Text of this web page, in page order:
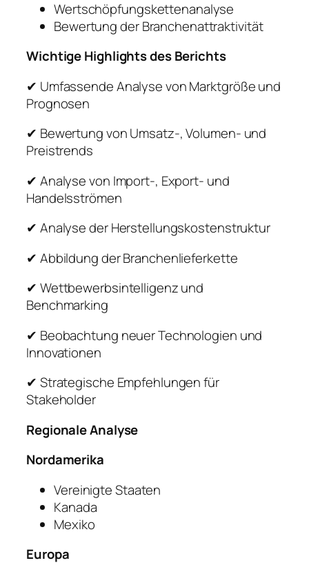
Wertschöpfungskettenanalyse
Bewertung der Branchenattraktivität
Wichtige Highlights des Berichts
✔ Umfassende Analyse von Marktgröße und
Prognosen
✔ Bewertung von Umsatz-, Volumen- und
Preistrends
✔ Analyse von Import-, Export- und
Handelsströmen
✔ Analyse der Herstellungskostenstruktur
✔ Abbildung der Branchenlieferkette
✔ Wettbewerbsintelligenz und
Benchmarking
✔ Beobachtung neuer Technologien und
Innovationen
✔ Strategische Empfehlungen für
Stakeholder
Regionale Analyse
Nordamerika
Vereinigte Staaten
Kanada
Mexiko
Europa